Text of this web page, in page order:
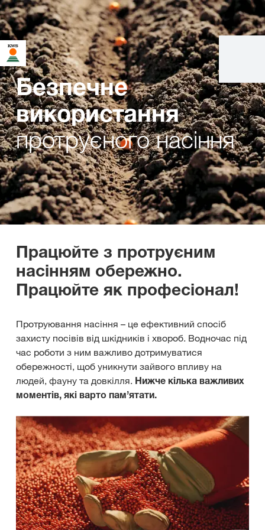
Безпечне
використання
протруєного насіння
Працюйте з протруєним
насінням обережно.
Працюйте як професіонал!
Протруювання насіння – це ефективний спосіб
захисту посівів від шкідників і хвороб. Водночас під
час роботи з ним важливо дотримуватися
обережності, щоб уникнути зайвого впливу на
людей, фауну та довкілля. Нижче кілька важливих
моментів, які варто пам’ятати.